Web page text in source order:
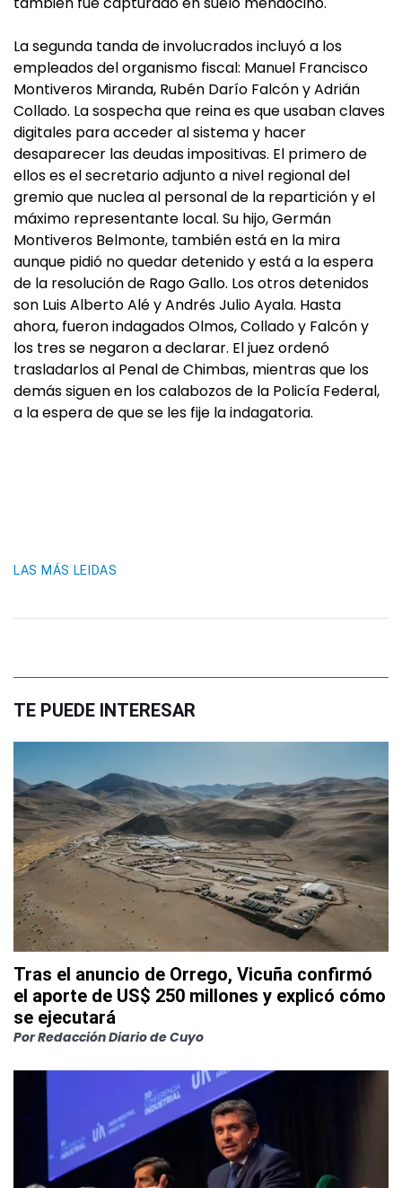
La segunda tanda de involucrados incluyó a los
empleados del organismo fiscal: Manuel Francisco
Montiveros Miranda, Rubén Darío Falcón y Adrián
Collado. La sospecha que reina es que usaban claves
digitales para acceder al sistema y hacer
desaparecer las deudas impositivas. El primero de
ellos es el secretario adjunto a nivel regional del
gremio que nuclea al personal de la repartición y el
máximo representante local. Su hijo, Germán
Montiveros Belmonte, también está en la mira
aunque pidió no quedar detenido y está a la espera
de la resolución de Rago Gallo. Los otros detenidos
son Luis Alberto Alé y Andrés Julio Ayala. Hasta
ahora, fueron indagados Olmos, Collado y Falcón y
los tres se negaron a declarar. El juez ordenó
trasladarlos al Penal de Chimbas, mientras que los
demás siguen en los calabozos de la Policía Federal,
a la espera de que se les fije la indagatoria.
LAS MÁS LEIDAS
TE PUEDE INTERESAR
Tras el anuncio de Orrego, Vicuña confirmó
el aporte de US$ 250 millones y explicó cómo
se ejecutará
PorRedacción Diario de Cuyo